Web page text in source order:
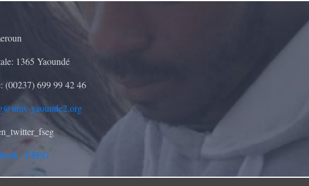
1365 Yaoundé
(00237) 699 99 42 46
yaounde2.org
- FSEG